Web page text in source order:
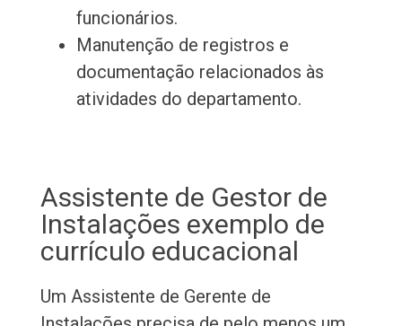
funcionários.
Manutenção de registros e
documentação relacionados às
atividades do departamento.
Assistente de Gestor de
Instalações exemplo de
currículo educacional
Um Assistente de Gerente de